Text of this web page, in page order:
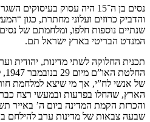
נסים בן ה־15 היה עסוק
והדביק כרוזים ועלוני מחתרת, כגון
שנתיים נוספות חלפו, ומלחמתם של
המנדט הבריטי בארץ ישראל תם.
תכנית החלוקה לשתי מדינות, יהודית
של אנשי לח”י, אך מי שיצא למלחמת
הארץ, שהחלו בפרעות ובמעשי רצח
שבעה צבאות של מדינות ערב להילחם